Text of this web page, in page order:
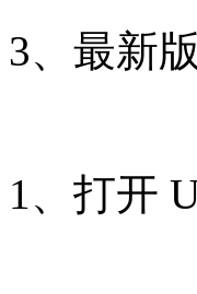
3、最新
1、打开